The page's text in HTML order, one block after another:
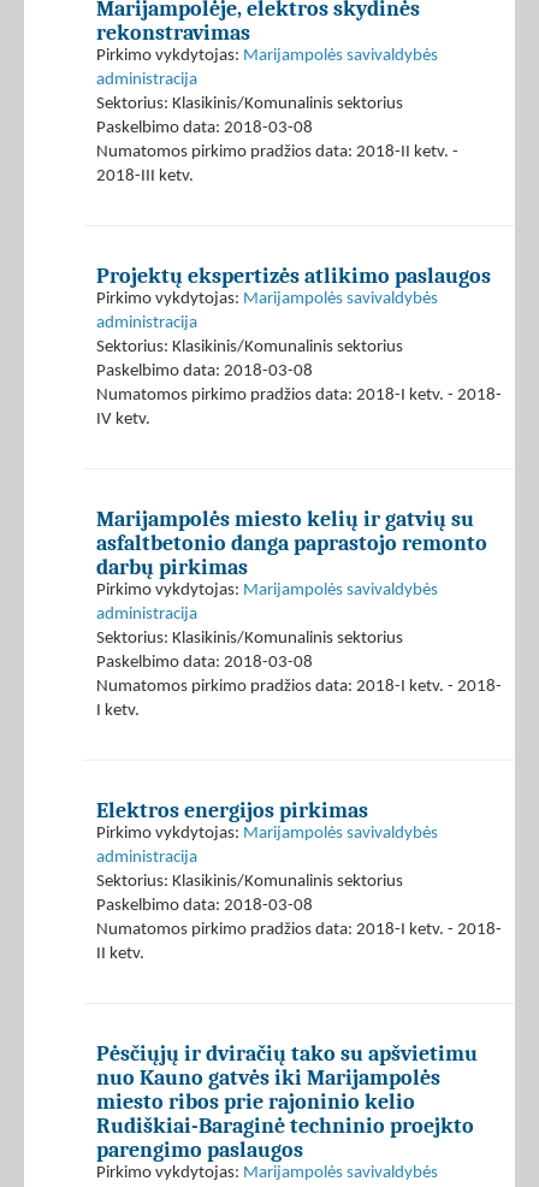
Marijampolėje, elektros skydinės
rekonstravimas
Pirkimo vykdytojas: Marijampolės savivaldybės
administracija
Sektorius: Klasikinis/Komunalinis sektorius
Paskelbimo data: 2018-03-08
Numatomos pirkimo pradžios data: 2018-II ketv. -
2018-III ketv.
Projektų ekspertizės atlikimo paslaugos
Pirkimo vykdytojas: Marijampolės savivaldybės
administracija
Sektorius: Klasikinis/Komunalinis sektorius
Paskelbimo data: 2018-03-08
Numatomos pirkimo pradžios data: 2018-I ketv. - 2018-
IV ketv.
Marijampolės miesto kelių ir gatvių su
asfaltbetonio danga paprastojo remonto
darbų pirkimas
Pirkimo vykdytojas: Marijampolės savivaldybės
administracija
Sektorius: Klasikinis/Komunalinis sektorius
Paskelbimo data: 2018-03-08
Numatomos pirkimo pradžios data: 2018-I ketv. - 2018-
I ketv.
Elektros energijos pirkimas
Pirkimo vykdytojas: Marijampolės savivaldybės
administracija
Sektorius: Klasikinis/Komunalinis sektorius
Paskelbimo data: 2018-03-08
Numatomos pirkimo pradžios data: 2018-I ketv. - 2018-
II ketv.
Pėsčiųjų ir dviračių tako su apšvietimu
nuo Kauno gatvės iki Marijampolės
miesto ribos prie rajoninio kelio
Rudiškiai-Baraginė techninio proejkto
parengimo paslaugos
Pirkimo vykdytojas: Marijampolės savivaldybės